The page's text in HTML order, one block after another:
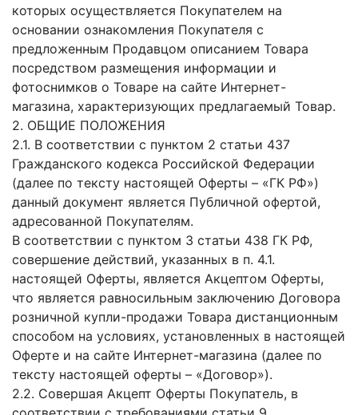
которых осуществляется Покупателем на
основании ознакомления Покупателя с
предложенным Продавцом описанием Товара
посредством размещения информации и
фотоснимков о Товаре на сайте Интернет-
магазина, характеризующих предлагаемый Товар.
2. ОБЩИЕ ПОЛОЖЕНИЯ
2.1. В соответствии с пунктом 2 статьи 437
Гражданского кодекса Российской Федерации
(далее по тексту настоящей Оферты – «ГК РФ»)
данный документ является Публичной офертой,
адресованной Покупателям.
В соответствии с пунктом 3 статьи 438 ГК РФ,
совершение действий, указанных в п. 4.1.
настоящей Оферты, является Акцептом Оферты,
что является равносильным заключению Договора
розничной купли-продажи Товара дистанционным
способом на условиях, установленных в настоящей
Оферте и на сайте Интернет-магазина (далее по
тексту настоящей оферты – «Договор»).
2.2. Совершая Акцепт Оферты Покупатель, в